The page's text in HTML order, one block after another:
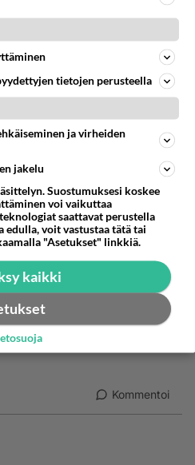
Kommentoi
Kommentoi
tietojen perusteella
ja virheiden
jakelu
Suostumuksesi koskee
voi vaikuttaa
saattavat perustella
voit vastustaa tätä tai
"Asetukset" linkkiä.
kaikki